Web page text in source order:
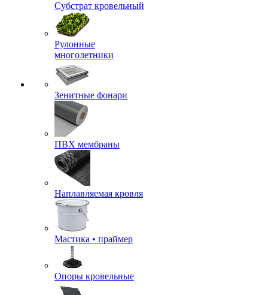
Субстрат кровельный
Рулонные
многолетники
Зенитные фонари
ПВХ мембраны
Наплавляемая кровля
Мастика • праймер
Опоры кровельные